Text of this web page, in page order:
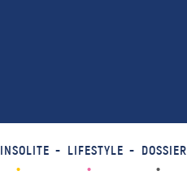
INSOLITE LIFESTYLE DOSSIER